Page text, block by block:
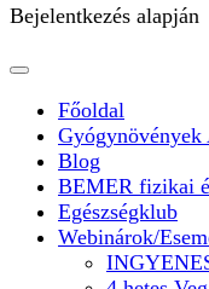
Bejelentkezés alapján
Főoldal
Gyógynövények
Blog
BEMER fizikai
Egészségklub
Webinárok/